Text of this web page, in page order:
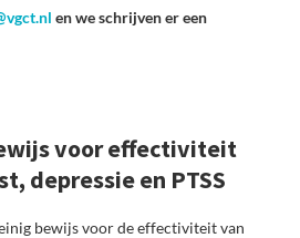
en we schrijven er een
voor effectiviteit
depressie en PTSS
bewijs voor de effectiviteit van